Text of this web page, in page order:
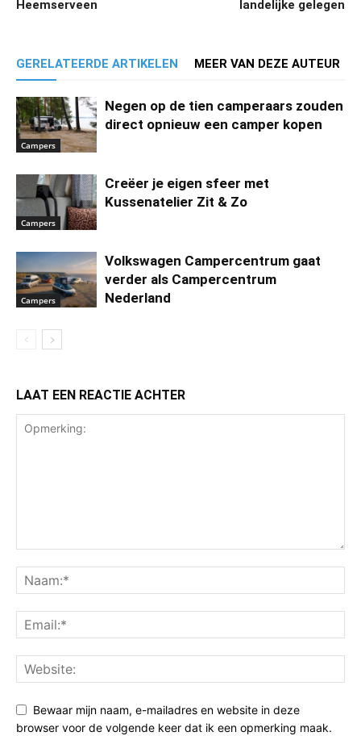
Heemserveen landelijke gelegen
GERELATEERDE ARTIKELEN MEER VAN DEZE AUTEUR
Campers
Negen op de tien camperaars zouden
direct opnieuw een camper kopen
Campers
Creëer je eigen sfeer met
Kussenatelier Zit & Zo
Campers
Volkswagen Campercentrum gaat
verder als Campercentrum
Nederland
LAAT EEN REACTIE ACHTER
Bewaar mijn naam, e-mailadres en website in deze
browser voor de volgende keer dat ik een opmerking maak.